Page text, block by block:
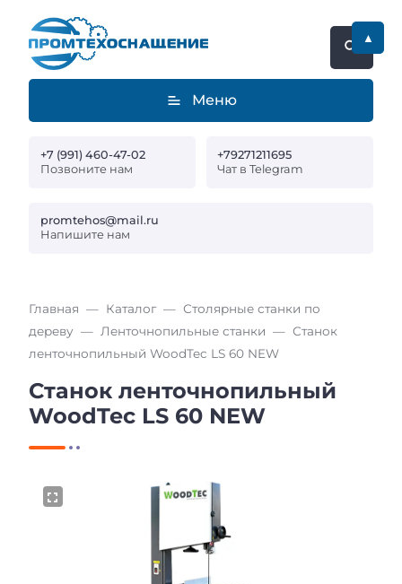
Меню
+7 (991) 460-47-02
Позвоните нам
+79271211695
Чат в Telegram
promtehos@mail.ru
Напишите нам
Главная Каталог
Столярные станки по
дереву
Ленточнопильные станки
Станок
ленточнопильный WoodTec LS 60 NEW
Станок ленточнопильный
WoodTec LS 60 NEW
▲